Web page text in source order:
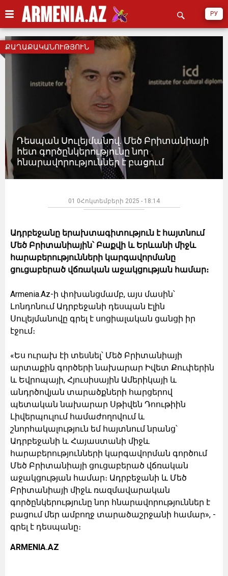
РУ
Դեսպան Սուլեյմանով. Մեծ Բրիտանիայի
հետ գործընկերությունը նոր
հնարավորություններ է բացում
ՔԱՂԱՔԱԿԱՆՈՒԹՅՈՒՆ
01 0Հոկտեմբերի 2025 - 18:14
Ադրբեջանը երախտագիտություն է հայտնում
Մեծ Բրիտանիային՝ Բաքվի և Երևանի միջև
հարաբերությունների կարգավորմանը
ցուցաբերած վճռական աջակցության համար։
Armenia.Az-ի փոխանցմամբ, այս մասին՝
Լոնդոնում Ադրբեջանի դեսպան Էլին
Սուլեյմանովը գրել է սոցիալական ցանցի իր
էջում։
«Ես ուրախ էի տեսնել՝ Մեծ Բրիտանիայի
արտաքին գործերի նախարար Իվետ Քուփերին
և Եվրոպայի, Հյուսիսային Ամերիկայի և
անդրծովյան տարածքների հարցերով
պետական նախարար Սթիվեն Դոութիին
Լիվերպուլում համաժողովում և
շնորհակալություն եմ հայտնում նրանց՝
Ադրբեջանի և Հայաստանի միջև
հարաբերությունների կարգավորման գործում
Մեծ Բրիտանիայի ցուցաբերած վճռական
աջակցության համար։ Ադրբեջանի և Մեծ
Բրիտանիայի միջև ռազմավարական
գործընկերությունը նոր հնարավորություններ է
բացում մեր ամբողջ տարածաշրջանի համար», -
գրել է դեսպանը։
ARMENIA.AZ